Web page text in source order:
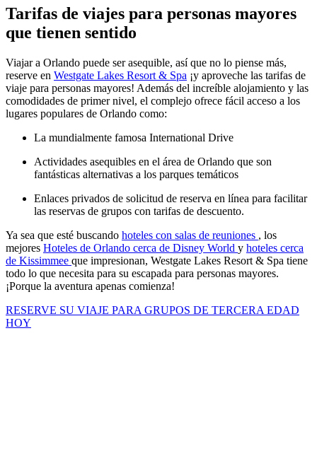
Tarifas de viajes para personas mayores
que tienen sentido
Viajar a Orlando puede ser asequible, así que no lo piense más,
reserve en Westgate Lakes Resort & Spa ¡y aproveche las tarifas de
viaje para personas mayores! Además del increíble alojamiento y las
comodidades de primer nivel, el complejo ofrece fácil acceso a los
lugares populares de Orlando como:
La mundialmente famosa International Drive
Actividades asequibles en el área de Orlando que son
fantásticas alternativas a los parques temáticos
Enlaces privados de solicitud de reserva en línea para facilitar
las reservas de grupos con tarifas de descuento.
Ya sea que esté buscando hoteles con salas de reuniones , los
mejores Hoteles de Orlando cerca de Disney World y hoteles cerca
de Kissimmee que impresionan, Westgate Lakes Resort & Spa tiene
todo lo que necesita para su escapada para personas mayores.
¡Porque la aventura apenas comienza!
RESERVE SU VIAJE PARA GRUPOS DE TERCERA EDAD
HOY